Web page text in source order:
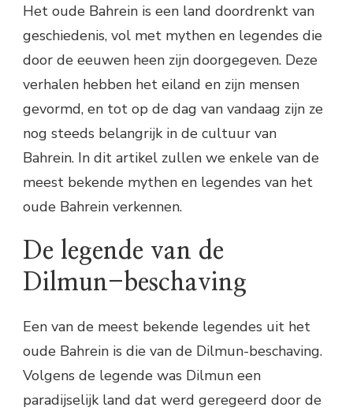
Het oude Bahrein is een land doordrenkt van
geschiedenis, vol met mythen en legendes die
door de eeuwen heen zijn doorgegeven. Deze
verhalen hebben het eiland en zijn mensen
gevormd, en tot op de dag van vandaag zijn ze
nog steeds belangrijk in de cultuur van
Bahrein. In dit artikel zullen we enkele van de
meest bekende mythen en legendes van het
oude Bahrein verkennen.
De legende van de
Dilmun-beschaving
Een van de meest bekende legendes uit het
oude Bahrein is die van de Dilmun-beschaving.
Volgens de legende was Dilmun een
paradijselijk land dat werd geregeerd door de